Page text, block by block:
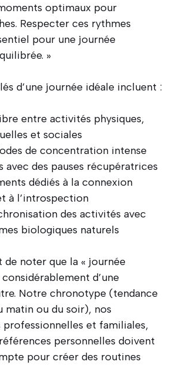
optimaux pour
Respecter ces rythmes
pour une journée
»
d’une journée idéale incluent :
entre activités physiques,
et sociales
de concentration intense
avec des pauses récupératrices
dédiés à la connexion
à l’introspection
des activités avec
biologiques naturels
noter que la « journée
d’une
Notre chronotype (tendance
matin ou du soir), nos
professionnelles et familiales,
personnelles doivent
pour créer des routines